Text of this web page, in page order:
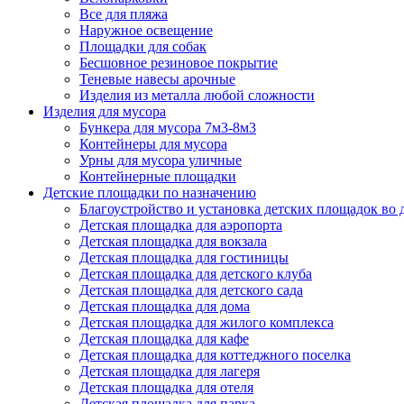
Все для пляжа
Наружное освещение
Площадки для собак
Бесшовное резиновое покрытие
Теневые навесы арочные
Изделия из металла любой сложности
Изделия для мусора
Бункера для мусора 7м3-8м3
Контейнеры для мусора
Урны для мусора уличные
Контейнерные площадки
Детские площадки по назначению
Благоустройство и установка детских площадок
Детская площадка для аэропорта
Детская площадка для вокзала
Детская площадка для гостиницы
Детская площадка для детского клуба
Детская площадка для детского сада
Детская площадка для дома
Детская площадка для жилого комплекса
Детская площадка для кафе
Детская площадка для коттеджного поселка
Детская площадка для лагеря
Детская площадка для отеля